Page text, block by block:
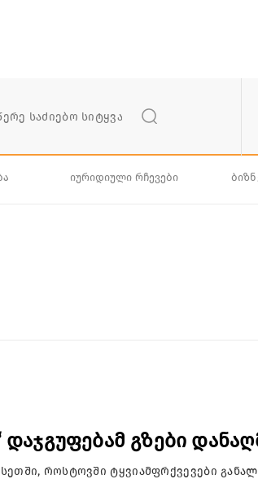
იურიდიული რჩევები
გზები
როსტოვში ტყვიამფრქვევები